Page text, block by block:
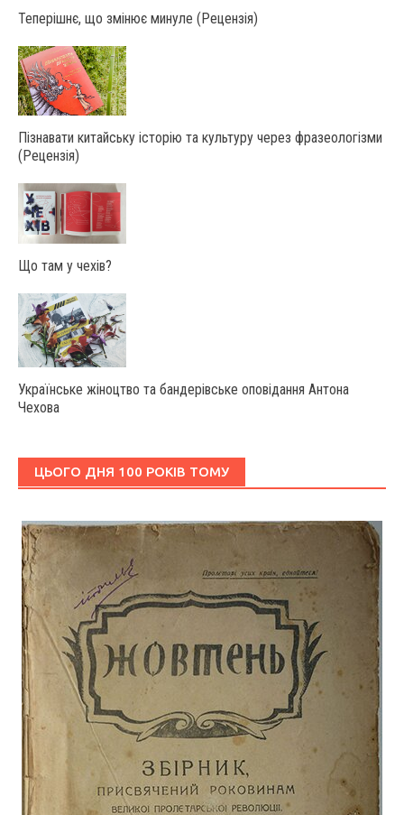
Теперішнє, що змінює минуле (Рецензія)
Пізнавати китайську історію та культуру через фразеологізми
(Рецензія)
Що там у чехів?
Українське жіноцтво та бандерівське оповідання Антона
Чехова
ЦЬОГО ДНЯ 100 РОКІВ ТОМУ